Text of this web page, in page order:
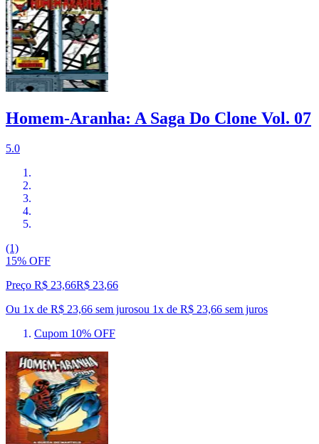
Homem-Aranha: A Saga Do Clone Vol. 07
5.0
(1)
15% OFF
Preço R$ 23,66R$ 23,66
Ou 1x de R$ 23,66 sem jurosou 1x de R$ 23,66 sem juros
Cupom 10% OFF